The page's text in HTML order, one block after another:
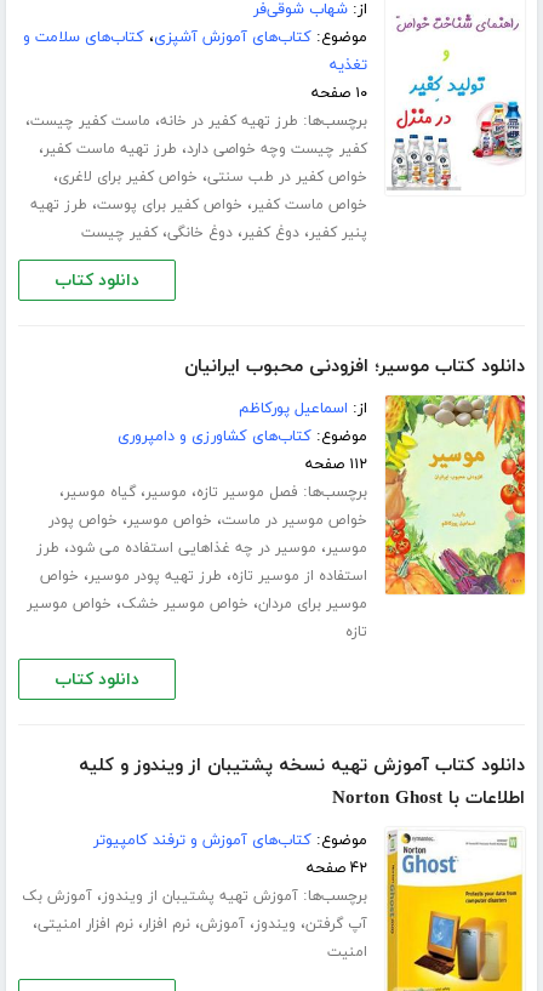
از:شهاب شوقی‌فر
موضوع:کتاب‌های آموزش آشپزی،کتاب‌های سلامت و
تغذیه
۱۰ صفحه
برچسب‌ها: طرز تهیه کفیر در خانه، ماست کفیر چیست،
کفیر چیست وچه خواصی دارد، طرز تهیه ماست کفیر،
خواص کفیر در طب سنتی، خواص کفیر برای لاغری،
خواص ماست کفیر، خواص کفیر برای پوست، طرز تهیه
پنیر کفیر،دوغ کفیر،دوغ خانگی،کفیر چیست
دانلود کتاب
دانلود کتاب موسیر؛ افزودنی محبوب ایرانیان
از: اسماعیل پورکاظم
موضوع:کتاب‌های کشاورزی و دامپروری
۱۱۲ صفحه
برچسب‌ها: فصل موسیر تازه، موسیر،گیاه موسیر،
خواص موسیر در ماست، خواص موسیر، خواص پودر
موسیر، موسیر در چه غذاهایی استفاده می شود، طرز
استفاده از موسیر تازه، طرز تهیه پودر موسیر، خواص
موسیر برای مردان، خواص موسیر خشک، خواص موسیر
تازه
دانلود کتاب
دانلود کتاب آموزش تهیه نسخه پشتیبان از ویندوز و کلیه
اطلاعات با Norton Ghost
موضوع:کتاب‌های آموزش و ترفند کامپیوتر
۴۲ صفحه
برچسب‌ها:آموزش تهیه پشتیبان از ویندوز،آموزش بک
آپ گرفتن، ویندوز،آموزش،نرم افزار،نرم افزار امنیتی،
امنیت